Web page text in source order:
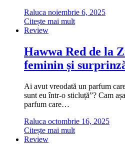
Raluca noiembrie 6, 2025
Citește mai mult
Review
Hawwa Red de la
feminin și
Ai avut vreodată un parfum
sunt eu într-o sticluță”? Cam
parfum care…
Raluca octombrie 16, 2025
Citește mai mult
Review